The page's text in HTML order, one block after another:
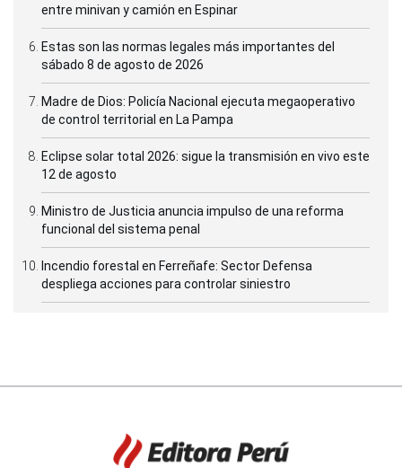
entre minivan y camión en Espinar
Estas son las normas legales más importantes del
sábado 8 de agosto de 2026
Madre de Dios: Policía Nacional ejecuta megaoperativo
de control territorial en La Pampa
Eclipse solar total 2026: sigue la transmisión en vivo este
12 de agosto
Ministro de Justicia anuncia impulso de una reforma
funcional del sistema penal
Incendio forestal en Ferreñafe: Sector Defensa
despliega acciones para controlar siniestro